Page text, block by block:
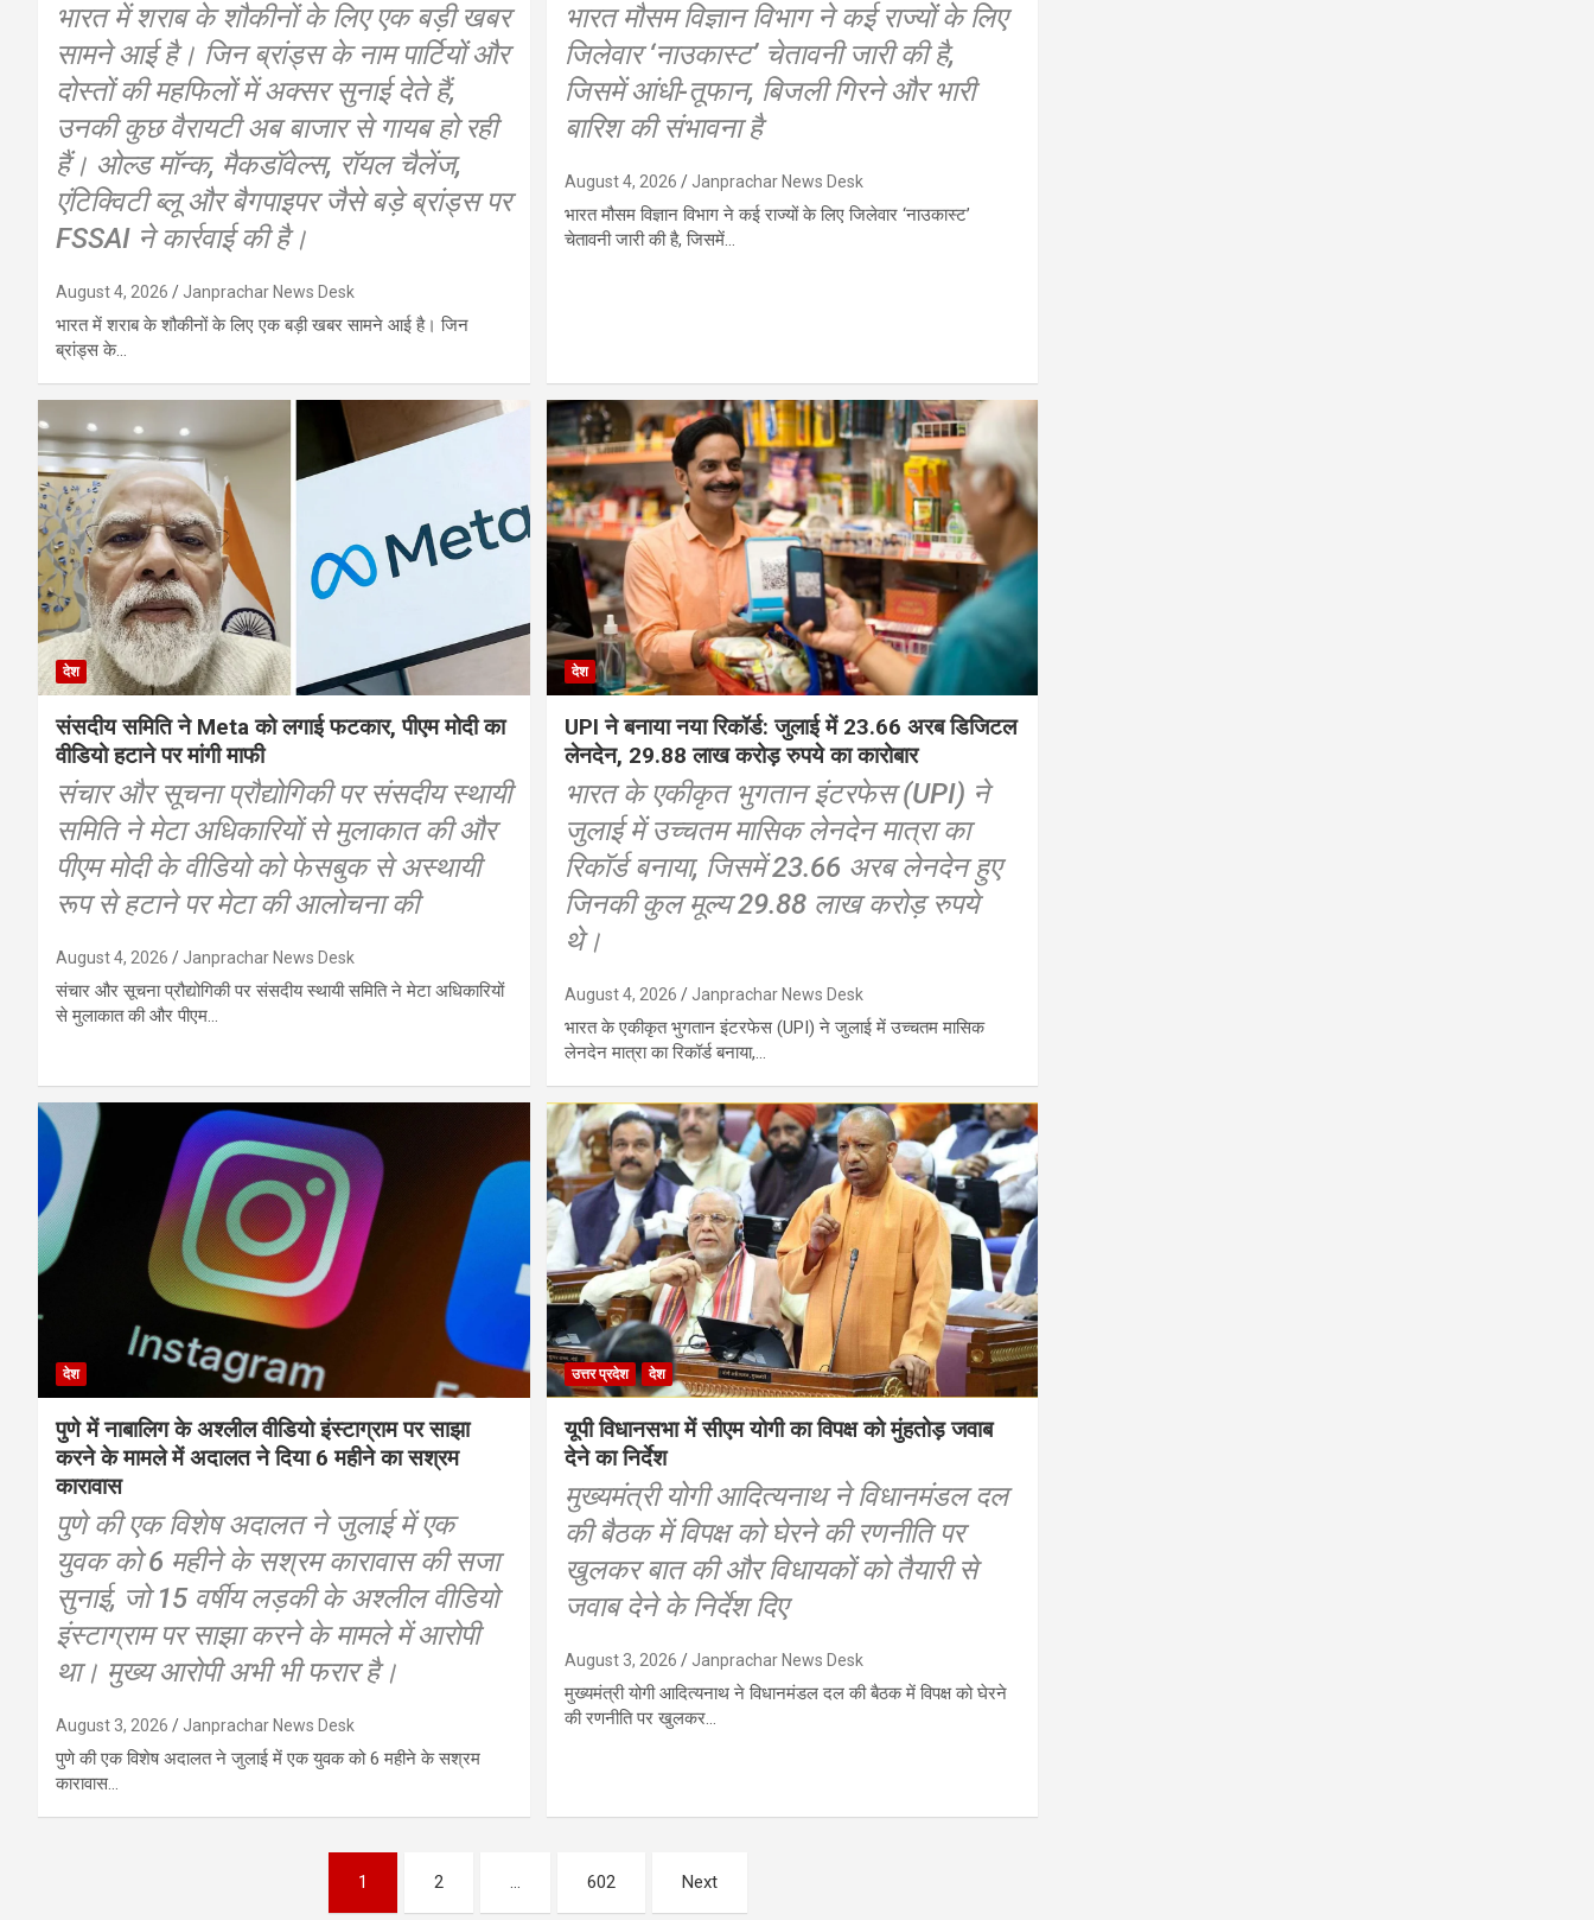
भारत में शराब के शौकीनों के लिए एक बड़ी खबर
सामने आई है। जिन ब्रांड्स के नाम पार्टियों और
दोस्तों की महफिलों में अक्सर सुनाई देते हैं,
उनकी कुछ वैरायटी अब बाजार से गायब हो रही
हैं। ओल्ड मॉन्क, मैकडॉवेल्स, रॉयल चैलेंज,
एंटिक्विटी ब्लू और बैगपाइपर जैसे बड़े ब्रांड्स पर
FSSAI ने कार्रवाई की है।
August 4, 2026 Janprachar News Desk
भारत में शराब के शौकीनों के लिए एक बड़ी खबर सामने आई है। जिन
ब्रांड्स के…
भारत मौसम विज्ञान विभाग ने कई राज्यों के लिए
जिलेवार ‘नाउकास्ट’ चेतावनी जारी की है,
जिसमें आंधी-तूफान, बिजली गिरने और भारी
बारिश की संभावना है
August 4, 2026 Janprachar News Desk
भारत मौसम विज्ञान विभाग ने कई राज्यों के लिए जिलेवार ‘नाउकास्ट’
चेतावनी जारी की है, जिसमें…
देश
संसदीय समिति ने Meta को लगाई फटकार, पीएम मोदी का
वीडियो हटाने पर मांगी माफी
संचार और सूचना प्रौद्योगिकी पर संसदीय स्थायी
समिति ने मेटा अधिकारियों से मुलाकात की और
पीएम मोदी के वीडियो को फेसबुक से अस्थायी
रूप से हटाने पर मेटा की आलोचना की
August 4, 2026 Janprachar News Desk
संचार और सूचना प्रौद्योगिकी पर संसदीय स्थायी समिति ने मेटा अधिकारियों
से मुलाकात की और पीएम…
देश
UPI ने बनाया नया रिकॉर्ड: जुलाई में 23.66 अरब डिजिटल
लेनदेन, 29.88 लाख करोड़ रुपये का कारोबार
भारत के एकीकृत भुगतान इंटरफेस (UPI) ने
जुलाई में उच्चतम मासिक लेनदेन मात्रा का
रिकॉर्ड बनाया, जिसमें 23.66 अरब लेनदेन हुए
जिनकी कुल मूल्य 29.88 लाख करोड़ रुपये
थे।
August 4, 2026 Janprachar News Desk
भारत के एकीकृत भुगतान इंटरफेस (UPI) ने जुलाई में उच्चतम मासिक
लेनदेन मात्रा का रिकॉर्ड बनाया,…
देश
पुणे में नाबालिग के अश्लील वीडियो इंस्टाग्राम पर साझा
करने के मामले में अदालत ने दिया 6 महीने का सश्रम
कारावास
पुणे की एक विशेष अदालत ने जुलाई में एक
युवक को 6 महीने के सश्रम कारावास की सजा
सुनाई, जो 15 वर्षीय लड़की के अश्लील वीडियो
इंस्टाग्राम पर साझा करने के मामले में आरोपी
था। मुख्य आरोपी अभी भी फरार है।
August 3, 2026 Janprachar News Desk
पुणे की एक विशेष अदालत ने जुलाई में एक युवक को 6 महीने के सश्रम
कारावास…
उत्तर प्रदेश देश
यूपी विधानसभा में सीएम योगी का विपक्ष को मुंहतोड़ जवाब
देने का निर्देश
मुख्यमंत्री योगी आदित्यनाथ ने विधानमंडल दल
की बैठक में विपक्ष को घेरने की रणनीति पर
खुलकर बात की और विधायकों को तैयारी से
जवाब देने के निर्देश दिए
August 3, 2026 Janprachar News Desk
मुख्यमंत्री योगी आदित्यनाथ ने विधानमंडल दल की बैठक में विपक्ष को घेरने
की रणनीति पर खुलकर…
1 2 … 602 Next